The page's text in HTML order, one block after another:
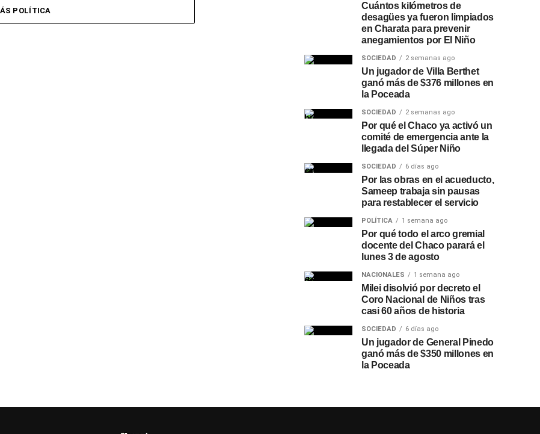
POLÍTICA
Cuántos kilómetros de
desagües ya fueron limpiados
en Charata para prevenir
anegamientos por El Niño
SOCIEDAD 2 semanas ago
Un jugador de Villa Berthet
ganó más de $376 millones en
la Poceada
SOCIEDAD 2 semanas ago
Por qué el Chaco ya activó un
comité de emergencia ante la
llegada del Súper Niño
SOCIEDAD 6 días ago
Por las obras en el acueducto,
Sameep trabaja sin pausas
para restablecer el servicio
POLÍTICA 1 semana ago
Por qué todo el arco gremial
docente del Chaco parará el
lunes 3 de agosto
NACIONALES 1 semana ago
Milei disolvió por decreto el
Coro Nacional de Niños tras
casi 60 años de historia
SOCIEDAD 6 días ago
Un jugador de General Pinedo
ganó más de $350 millones en
la Poceada